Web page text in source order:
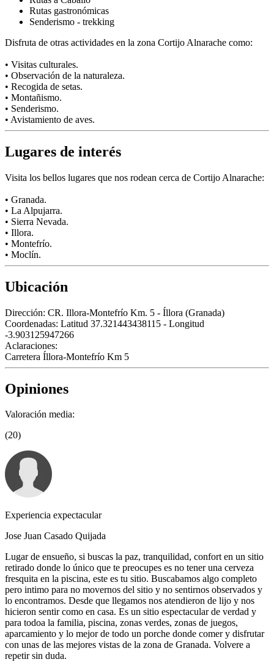
Rutas gastronómicas
Senderismo - trekking
Disfruta de otras actividades en la zona Cortijo Alnarache como:
• Visitas culturales.
• Observación de la naturaleza.
• Recogida de setas.
• Montañismo.
• Senderismo.
• Avistamiento de aves.
Lugares de interés
Visita los bellos lugares que nos rodean cerca de Cortijo Alnarache:
• Granada.
• La Alpujarra.
• Sierra Nevada.
• Illora.
• Montefrío.
• Moclín.
Ubicación
Dirección: CR. Illora-Montefrío Km. 5 - Íllora (Granada)
Coordenadas: Latitud 37.321443438115 - Longitud
-3.903125947266
Aclaraciones:
Carretera Íllora-Montefrío Km 5
Opiniones
Valoración media:
(20)
Experiencia expectacular
Jose Juan Casado Quijada
Lugar de ensueño, si buscas la paz, tranquilidad, confort en un sitio
retirado donde lo único que te preocupes es no tener una cerveza
fresquita en la piscina, este es tu sitio. Buscabamos algo completo
pero intimo para no movernos del sitio y no sentirnos observados y
lo encontramos. Desde que llegamos nos atendieron de lijo y nos
hicieron sentir como en casa. Es un sitio espectacular de verdad y
para todoa la familia, piscina, zonas verdes, zonas de juegos,
aparcamiento y lo mejor de todo un porche donde comer y disfrutar
con unas de las mejores vistas de la zona de Granada. Volvere a
repetir sin duda.